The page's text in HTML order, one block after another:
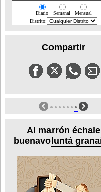
Diario Semanal
Mensual
Distrito:
Compartir
Al marrón échale
buenavoluntá